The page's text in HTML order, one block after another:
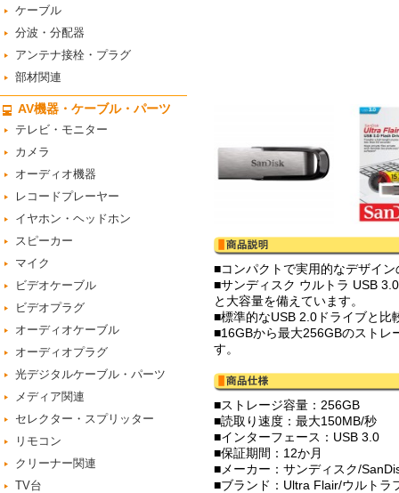
ケーブル
分波・分配器
アンテナ接栓・プラグ
部材関連
AV機器・ケーブル・パーツ
テレビ・モニター
カメラ
オーディオ機器
レコードプレーヤー
イヤホン・ヘッドホン
スピーカー
マイク
ビデオケーブル
ビデオプラグ
オーディオケーブル
オーディオプラグ
光デジタルケーブル・パーツ
メディア関連
セレクター・スプリッター
リモコン
クリーナー関連
TV台
■コンパクトで実用的なデザイ
■サンディスク ウルトラ USB
と大容量を備えています。
■標準的なUSB 2.0ドライブと比
■16GBから最大256GBのストレ
す。
■ストレージ容量：256GB
■読取り速度：最大150MB/秒
■インターフェース：USB 3.0
■保証期間：12か月
■メーカー：サンディスク/
■ブランド：Ultra Flair/ウルトラ